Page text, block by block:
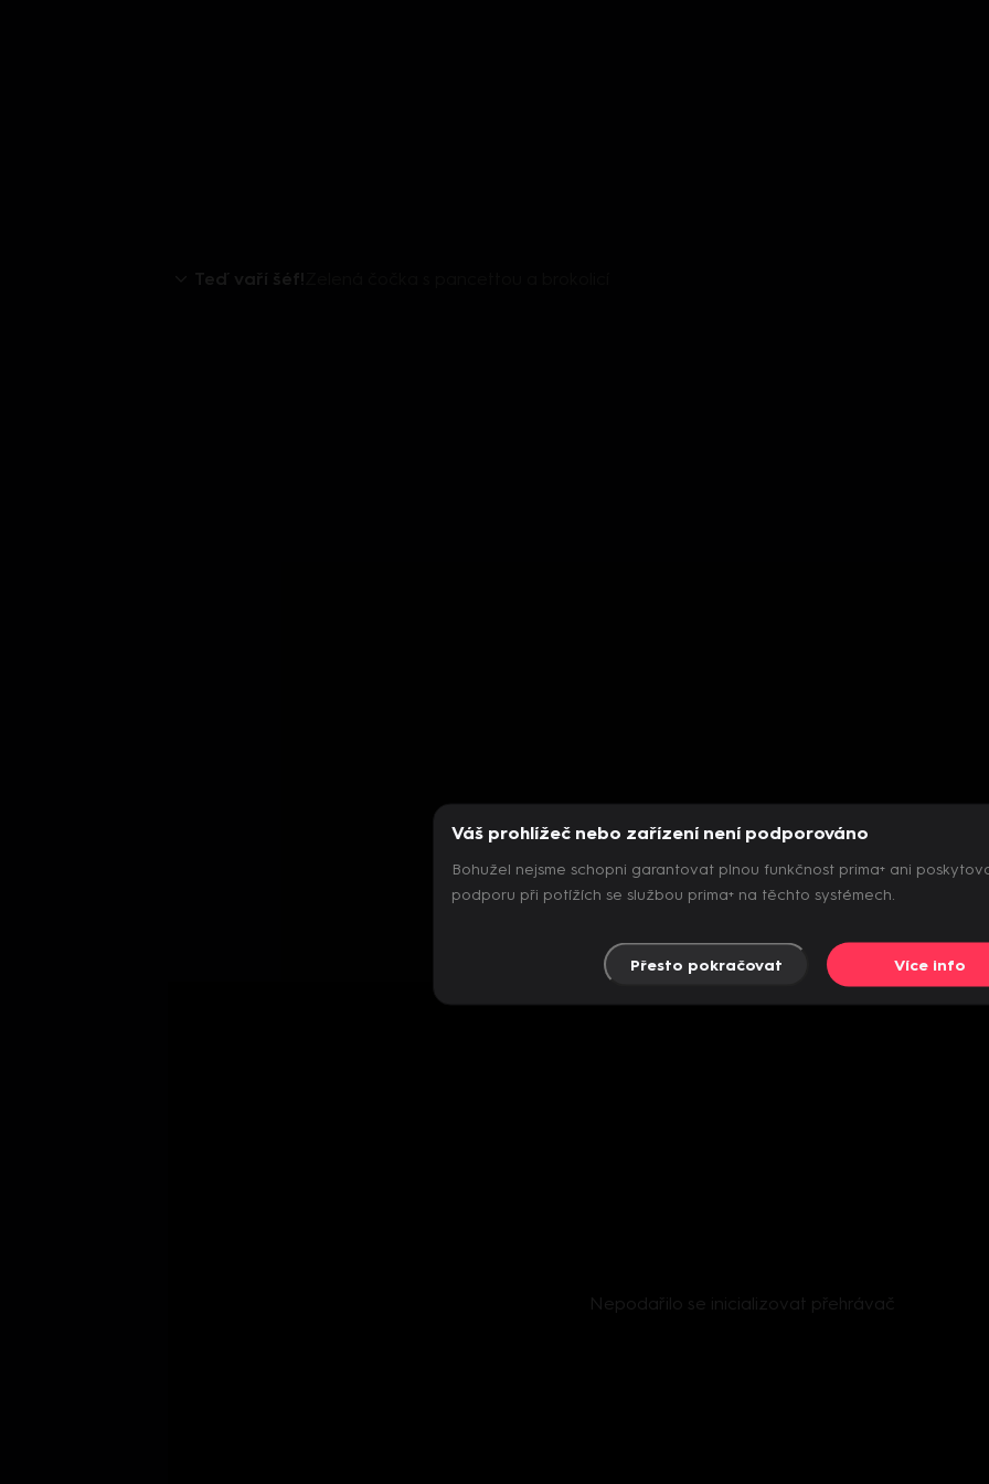
Nepodařilo se inicializovat přehrávač
Váš prohlížeč nebo zařízení není podporováno
Bohužel nejsme schopni garantovat plnou funkčnost prima+ ani
podporu při potížích se službou prima+ na těchto systémech.
Přesto pokračovat Více info